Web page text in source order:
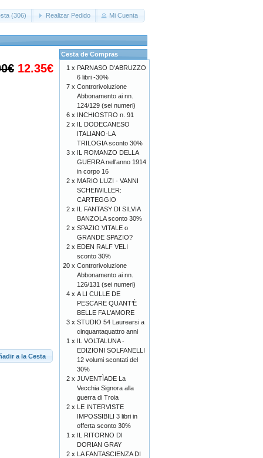
(306) Realizar Pedido Mi Cuenta
12.35€
a la Cesta
Cesta de Compras
1 x PARNASO D'ABRUZZO
6 libri -30%
7 x Controrivoluzione
Abbonamento ai nn.
124/129 (sei numeri)
6 x INCHIOSTRO n. 91
2 x IL DODECANESO
ITALIANO-LA
TRILOGIA sconto 30%
3 x IL ROMANZO DELLA
GUERRA nell'anno 1914
in corpo 16
2 x MARIO LUZI - VANNI
SCHEIWILLER:
CARTEGGIO
2 x IL FANTASY DI SILVIA
BANZOLA sconto 30%
2 x SPAZIO VITALE o
GRANDE SPAZIO?
2 x EDEN RALF VELI
sconto 30%
20 x Controrivoluzione
Abbonamento ai nn.
126/131 (sei numeri)
4 x A LI CULLE DE
PESCARE QUANT’È
BELLE FA L’AMORE
3 x STUDIO 54 Laurearsi a
cinquantaquattro anni
1 x IL VOLTALUNA -
EDIZIONI SOLFANELLI
12 volumi scontati del
30%
2 x JUVENTÌADE La
Vecchia Signora alla
guerra di Troia
2 x LE INTERVISTE
IMPOSSIBILI 3 libri in
offerta sconto 30%
1 x IL RITORNO DI
DORIAN GRAY
2 x LA FANTASCIENZA DI